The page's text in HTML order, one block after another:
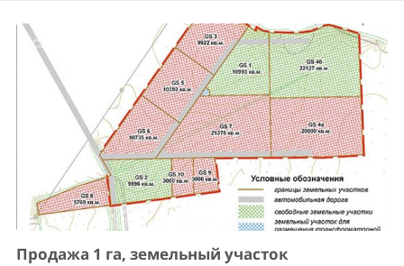
Продажа 1 га, земельный участок